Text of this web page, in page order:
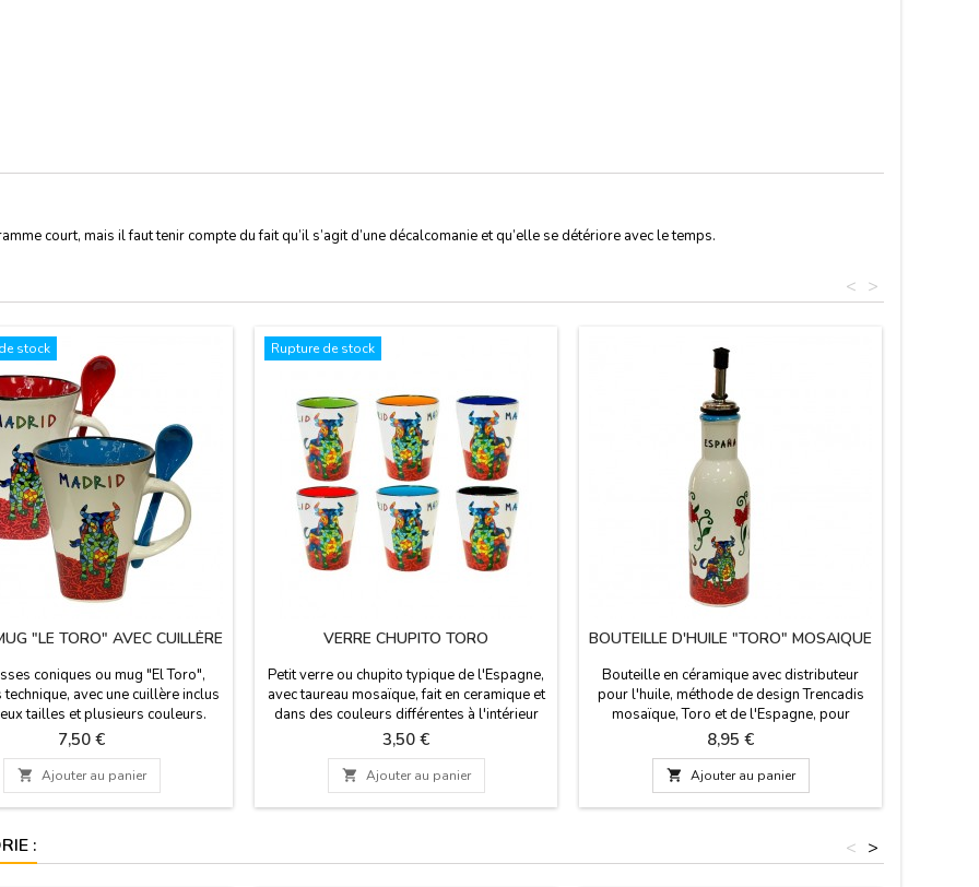
court, mais il faut tenir compte du fait qu’il s’agit d’une décalcomanie et qu’elle se détériore avec le temps.
>
<
stock
"LE TORO" AVEC CUILLÈRE
coniques ou mug "El Toro",
avec une cuillère inclus
tailles et plusieurs couleurs.
12 cm grands / petits 7 cm
haute.
Prix
7,50 €
 Ajouter au panier
Rupture de stock
VERRE CHUPITO TORO
Petit verre ou chupito typique de l'Espagne,
avec taureau mosaïque, fait en ceramique et
dans des couleurs différentes à l'intérieur
pour correspondre à votre table "Madrid".
Souvenir d´Espagne Taille: 6 cm de haut x 5
cm de diamètre.
Prix
3,50 €
 Ajouter au panier
BOUTEILLE D'HUILE "TORO" MOSAIQUE
Bouteille en céramique avec distributeur
pour l'huile, méthode de design Trencadis
mosaïque, Toro et de l'Espagne, pour
correspondre à la collection du plaque,
cruche, tasse et verres de chupitos. Placez
votre table très Taurine. Dimensions: 15 cm
de haut x 4,5 cm de diamètre
Prix
8,95 €
 Ajouter au panier
: >
<